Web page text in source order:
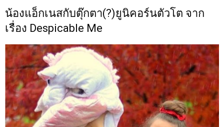
น้องแอ็กเนสกับตุ๊กตา(?)ยูนิคอร์นตัวโต จาก
เรื่อง Despicable Me